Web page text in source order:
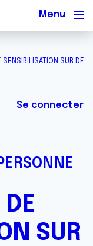
SENSIBILISATION SUR DES
Se connecter
SUR